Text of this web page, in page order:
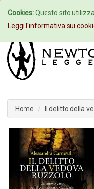
Home
Home Il delitto della
Cookies:Questo sito
Leggi l'informativa sui